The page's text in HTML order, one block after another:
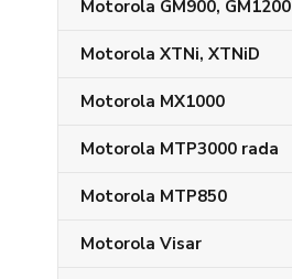
Motorola GM900, GM1200
Motorola XTNi, XTNiD
Motorola MX1000
Motorola MTP3000 rada
Motorola MTP850
Motorola Visar